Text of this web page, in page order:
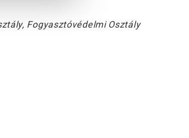
Fogyasztóvédelmi Osztály